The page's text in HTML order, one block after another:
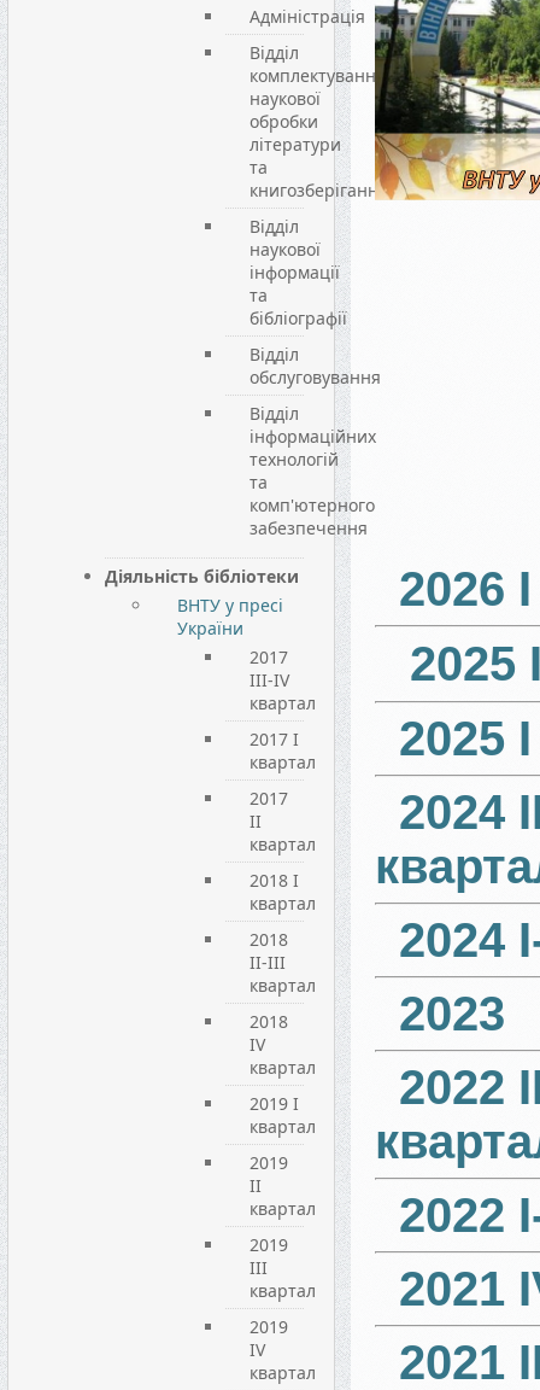
Адміністрація
Відділ
комплектування,
наукової
обробки
літератури
та
книгозберігання
Відділ
наукової
інформації
та
бібліографії
Відділ
обслуговування
Відділ
інформаційних
технологій
та
комп'ютерного
забезпечення
Діяльність бібліотеки
ВНТУ у пресі
України
2017
III-IV
квартал
2017 I
квартал
2017
II
квартал
2018 I
квартал
2018
II-III
квартал
2018
IV
квартал
2019 I
квартал
2019
ІI
квартал
2019
ІIІ
квартал
2019
IV
квартал
2026
2025
2025
2024
2024
2023
2022
2022
2021
2021